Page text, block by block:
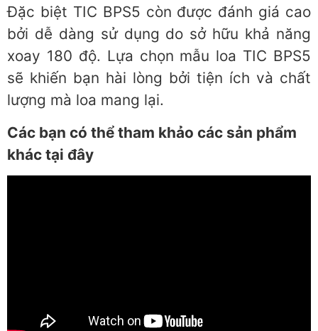
Đặc biệt TIC BPS5 còn được đánh giá cao
bởi dễ dàng sử dụng do sở hữu khả năng
xoay 180 độ. Lựa chọn mẫu loa TIC BPS5
sẽ khiến bạn hài lòng bởi tiện ích và chất
lượng mà loa mang lại.
Các bạn có thể tham khảo các sản phẩm
khác tại đây